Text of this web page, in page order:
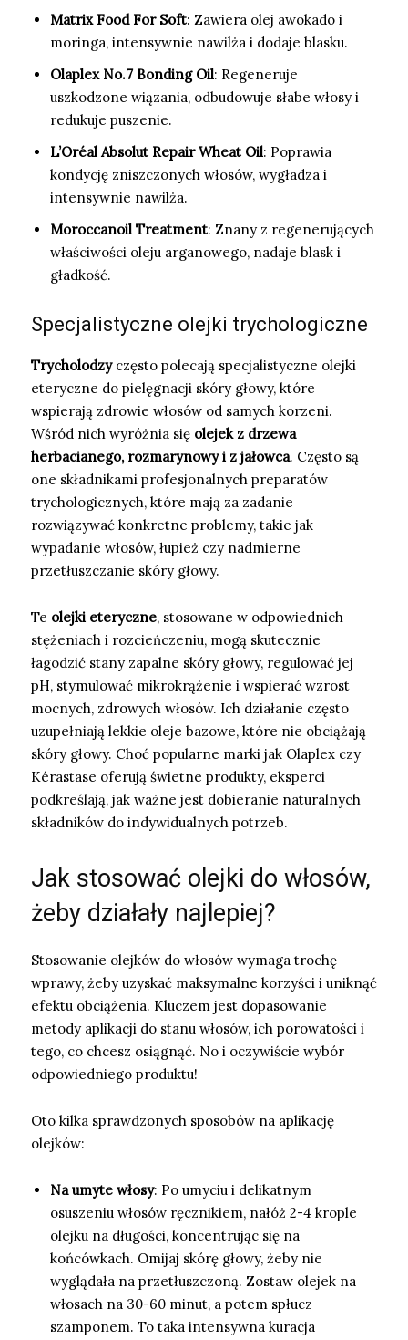
Matrix Food For Soft: Zawiera olej awokado i
moringa, intensywnie nawilża i dodaje blasku.
Olaplex No.7 Bonding Oil: Regeneruje
uszkodzone wiązania, odbudowuje słabe włosy i
redukuje puszenie.
L’Oréal Absolut Repair Wheat Oil: Poprawia
kondycję zniszczonych włosów, wygładza i
intensywnie nawilża.
Moroccanoil Treatment: Znany z regenerujących
właściwości oleju arganowego, nadaje blask i
gładkość.
Specjalistyczne olejki trychologiczne
Trycholodzyczęsto polecają specjalistyczne olejki
eteryczne do pielęgnacji skóry głowy, które
wspierają zdrowie włosów od samych korzeni.
Wśród nich wyróżnia się olejek z drzewa
herbacianego, rozmarynowy i z jałowca. Często są
one składnikami profesjonalnych preparatów
trychologicznych, które mają za zadanie
rozwiązywać konkretne problemy, takie jak
wypadanie włosów, łupież czy nadmierne
przetłuszczanie skóry głowy.
Te olejki eteryczne, stosowane w odpowiednich
stężeniach i rozcieńczeniu, mogą skutecznie
łagodzić stany zapalne skóry głowy, regulować jej
pH, stymulować mikrokrążenie i wspierać wzrost
mocnych, zdrowych włosów. Ich działanie często
uzupełniają lekkie oleje bazowe, które nie obciążają
skóry głowy. Choć popularne marki jak Olaplex czy
Kérastase oferują świetne produkty, eksperci
podkreślają, jak ważne jest dobieranie naturalnych
składników do indywidualnych potrzeb.
Jak stosować olejki do włosów,
żeby działały najlepiej?
Stosowanie olejków do włosów wymaga trochę
wprawy, żeby uzyskać maksymalne korzyści i uniknąć
efektu obciążenia. Kluczem jest dopasowanie
metody aplikacji do stanu włosów, ich porowatości i
tego, co chcesz osiągnąć. No i oczywiście wybór
odpowiedniego produktu!
Oto kilka sprawdzonych sposobów na aplikację
olejków:
Na umyte włosy: Po umyciu i delikatnym
osuszeniu włosów ręcznikiem, nałóż 2-4 krople
olejku na długości, koncentrując się na
końcówkach. Omijaj skórę głowy, żeby nie
wyglądała na przetłuszczoną. Zostaw olejek na
włosach na 30-60 minut, a potem spłucz
szamponem. To taka intensywna kuracja